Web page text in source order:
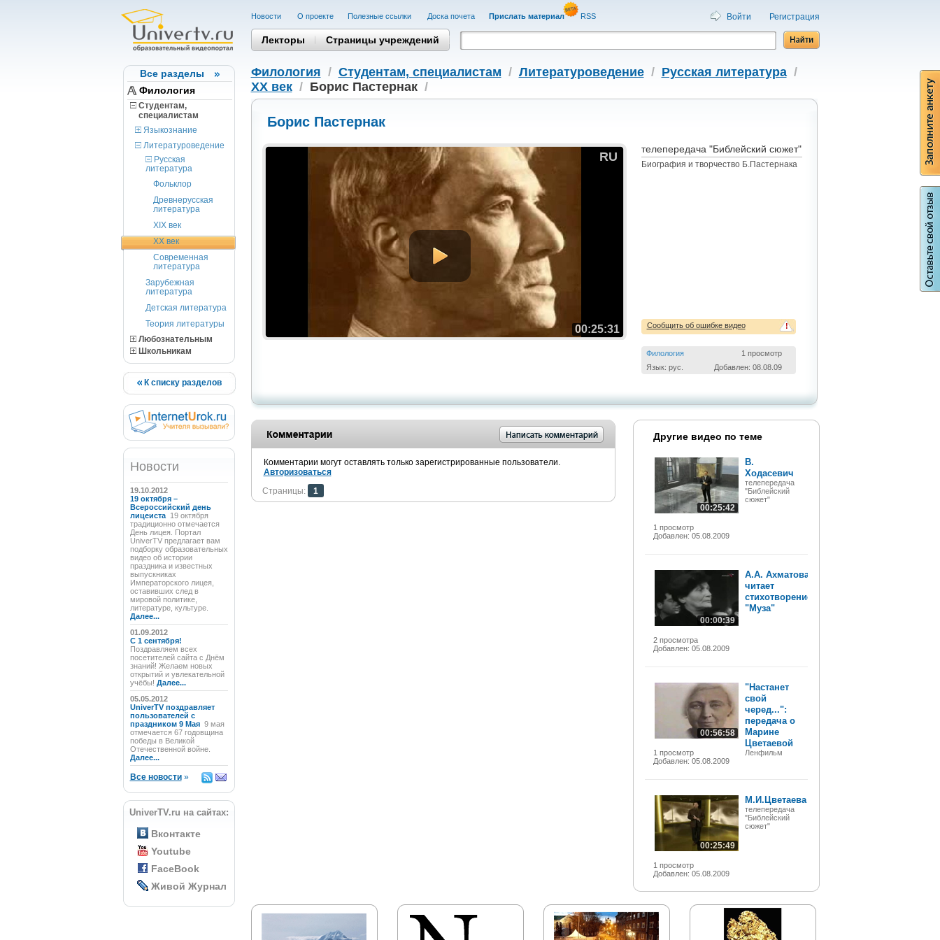
Все разделы
Филология
Студентам,
cпециалистам
Языкознание
Литературоведение
Русская
литература
Фольклор
Древнерусская
литература
XIX век
XX век
Современная
литература
Зарубежная
литература
Детская литература
Теория литературы
Любознательным
Школьникам
К списку разделов
Новости
19.10.2012
19 октября –
Всероссийский день
лицеиста 19 октября
традиционно отмечается
День лицея. Портал
UniverTV предлагает вам
подборку образовательных
видео об истории
праздника и известных
выпускниках
Императорского лицея,
оставивших след в
мировой политике,
литературе, культуре.
Далее...
01.09.2012
C 1 сентября!
Поздравляем всех
посетителей сайта с Днём
знаний! Желаем новых
открытий и увлекательной
учёбы! Далее...
05.05.2012
UniverTV поздравляет
пользователей с
праздником 9 Мая 9 мая
отмечается 67 годовщина
победы в Великой
Отечественной войне.
Далее...
Все новости»
UniverTV.ru на сайтах:
Вконтакте
Youtube
FaceBook
Живой Журнал
Новости О проекте Полезные cсылки Доска почета Прислать материал RSS Войти Регистрация
Лекторы Страницы учреждений
Филология / Студентам, cпециалистам / Литературоведение/ Русская литература/
XX век/ Борис Пастернак/
Борис Пастернак
RU
00:25:31
телепередача "Библейский сюжет"
Биография и творчество Б.Пастернака
!
Сообщить об ошибке видео
Филология
1 просмотр
Язык: рус.
Добавлен: 08.08.09
Комментарии могут оставлять только зарегистрированные пользователи.
Авторизоваться
Страницы:
1
Другие видео по теме
00:25:42
1 просмотр
Добавлен: 05.08.2009
В.
Ходасевич
телепередача
"Библейский
сюжет"
00:00:39
2 просмотра
Добавлен: 05.08.2009
А.А. Ахматова
читает
стихотворение
"Муза"
00:56:58
1 просмотр
Добавлен: 05.08.2009
"Настанет
свой
черед...":
передача о
Марине
Цветаевой
Ленфильм
00:25:49
1 просмотр
Добавлен: 05.08.2009
М.И.Цветаева
телепередача
"Библейский
сюжет"